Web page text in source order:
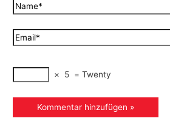
× 5 = Twenty